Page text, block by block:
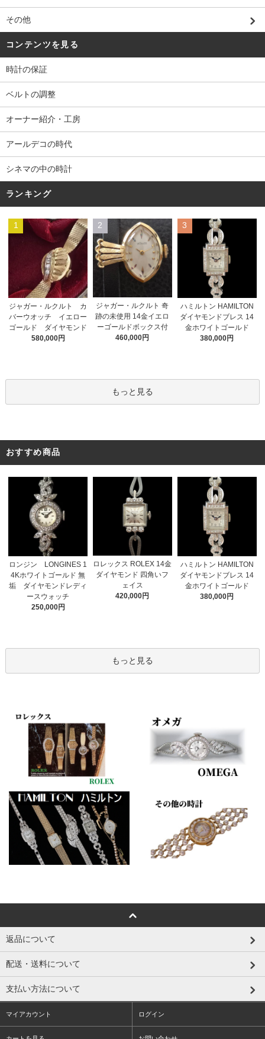
その他
コンテンツを見る
時計の保証
ベルトの調整
オーナー紹介・工房
アールデコの時代
シネマの中の時計
ランキング
1
ジャガー・ルクルト カ
バーウオッチ イエロー
ゴールド ダイヤモンド
580,000円
2
ジャガー・ルクルト 奇
跡の未使用 14金イエロ
ーゴールドボックス付
460,000円
3
ハミルトン HAMILTON
ダイヤモンドブレス 14
金ホワイトゴールド
380,000円
もっと見る
おすすめ商品
ロンジン LONGINES 1
4Kホワイトゴールド 無
垢 ダイヤモンドレディ
ースウォッチ
250,000円
ロレックス ROLEX 14金
ダイヤモンド 四角いフ
ェイス
420,000円
ハミルトン HAMILTON
ダイヤモンドブレス 14
金ホワイトゴールド
380,000円
もっと見る
返品について
配送・送料について
支払い方法について
マイアカウント ログイン